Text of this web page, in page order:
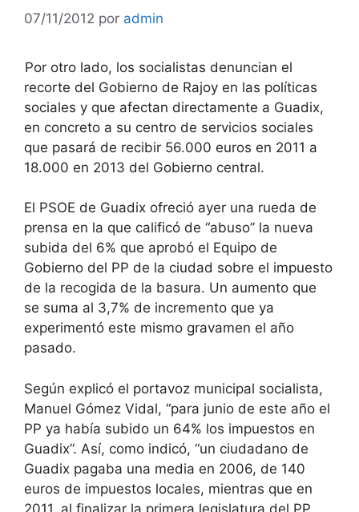
07/11/2012 por admin
Por otro lado, los socialistas denuncian el
recorte del Gobierno de Rajoy en las políticas
sociales y que afectan directamente a Guadix,
en concreto a su centro de servicios sociales
que pasará de recibir 56.000 euros en 2011 a
18.000 en 2013 del Gobierno central.
El PSOE de Guadix ofreció ayer una rueda de
prensa en la que calificó de “abuso” la nueva
subida del 6% que aprobó el Equipo de
Gobierno del PP de la ciudad sobre el impuesto
de la recogida de la basura. Un aumento que
se suma al 3,7% de incremento que ya
experimentó este mismo gravamen el año
pasado.
Según explicó el portavoz municipal socialista,
Manuel Gómez Vidal, “para junio de este año el
PP ya había subido un 64% los impuestos en
Guadix”. Así, como indicó, “un ciudadano de
Guadix pagaba una media en 2006, de 140
euros de impuestos locales, mientras que en
2011, al finalizar la primera legislatura del PP,